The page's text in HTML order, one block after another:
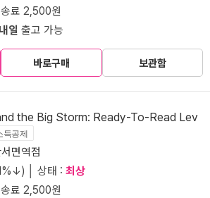
료 2,500원
내일 출고 가능
바로구매 보관함
the Big Storm: Ready-To-Read Lev
득공제
면역점
│ 상태 : 최상
료 2,500원